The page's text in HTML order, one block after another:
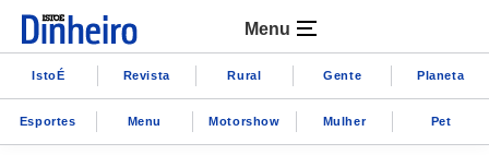
Menu
IstoÉ Revista Rural Gente Planeta
Esportes Menu Motorshow Mulher Pet